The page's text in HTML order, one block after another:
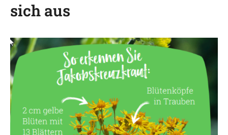
sich aus